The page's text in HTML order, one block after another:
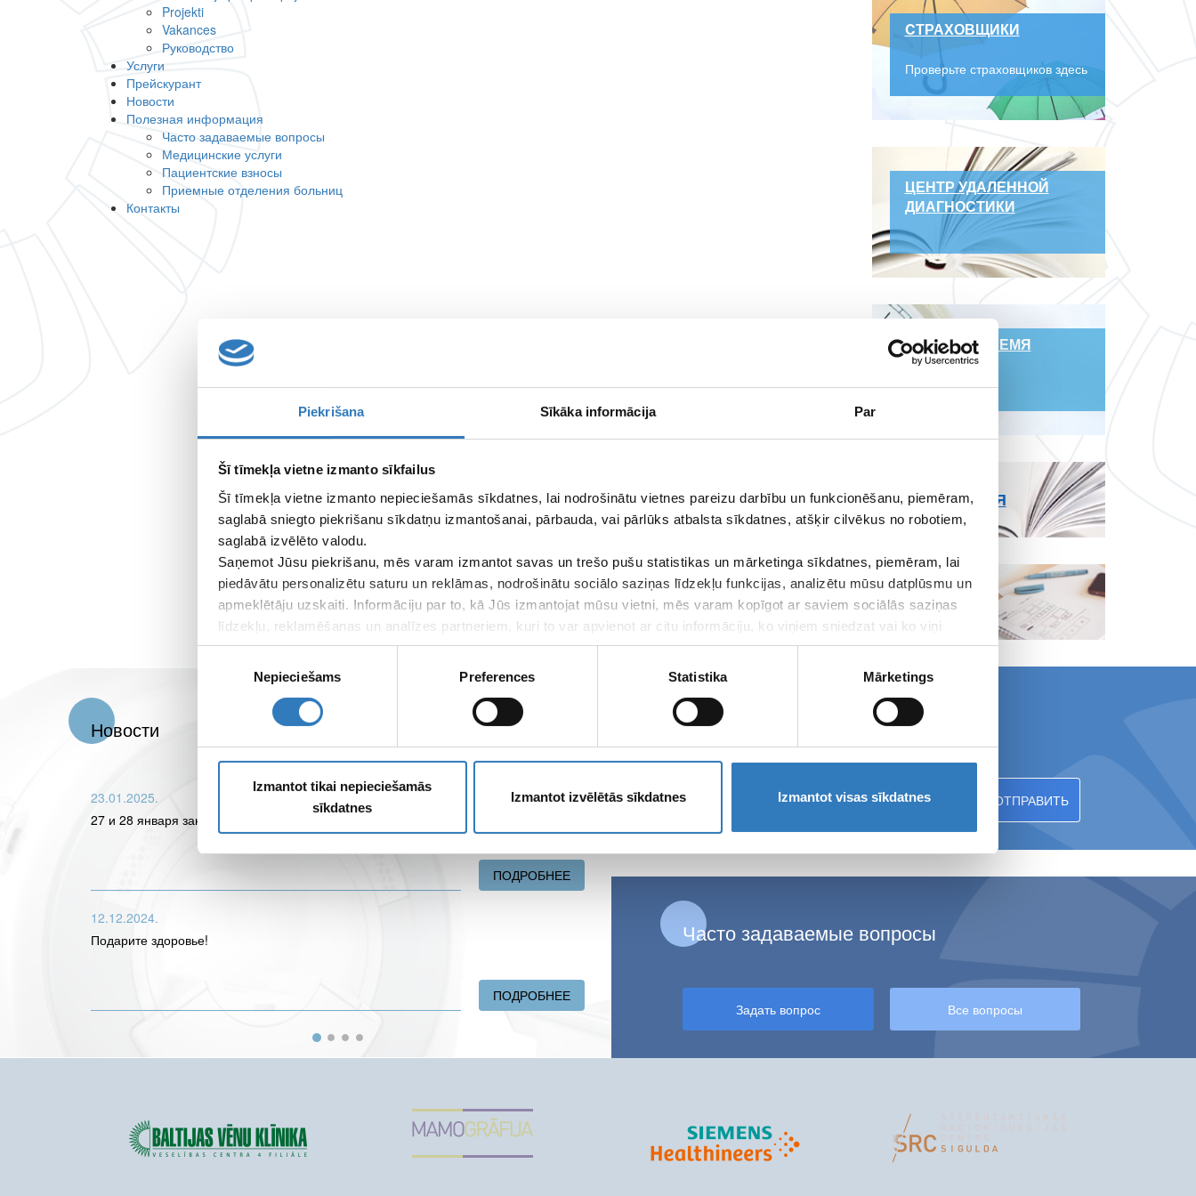
Piekrišana Sīkāka informācija Par
Šī tīmekļa vietne izmanto sīkfailus
Šī tīmekļa vietne izmanto nepieciešamās sīkdatnes, lai nodrošinātu vietnes pareizu darbību un funkcionēšanu, piemēram,
saglabā sniegto piekrišanu sīkdatņu izmantošanai, pārbauda, vai pārlūks atbalsta sīkdatnes, atšķir cilvēkus no robotiem,
saglabā izvēlēto valodu.
Saņemot Jūsu piekrišanu, mēs varam izmantot savas un trešo pušu statistikas un mārketinga sīkdatnes, piemēram, lai
piedāvātu personalizētu saturu un reklāmas, nodrošinātu sociālo saziņas līdzekļu funkcijas, analizētu mūsu datplūsmu un
apmeklētāju uzskaiti. Informāciju par to, kā Jūs izmantojat mūsu vietni, mēs varam kopīgot ar saviem sociālās saziņas
līdzekļu, reklamēšanas un analīzes partneriem, kuri to var apvienot ar citu informāciju, ko viņiem sniedzat vai ko viņi
apkopo, kad lietojat viņu pakalpojumus.
Nepieciešams Preferences Statistika Mārketings
Izmantot tikai nepieciešamās
sīkdatnes
Izmantot izvēlētās sīkdatnes Izmantot visas sīkdatnes
Projekti
Vakances
Руководство
Услуги
Прейскурант
Новости
Полезная информация
Часто задаваемые вопросы
Медицинские услуги
Пациентские взносы
Приемные отделения больниц
Контакты
CТРАХОВЩИКИ
Проверьте страховщиков здесь
ЦЕНТР УДАЛЕННОЙ
ДИАГНОСТИКИ
РАБОЧЕЕ ВРЕМЯ
ФИЛИАЛОВ
ПОЛЬЗОВАНИЯ
СТРАНИЦЕЙ
РЕКВИЗИТИ И
МЕДИА
МАТЕРИАЛЫ
Новости
23.01.2025.
27 и 28 января закрыт филиал в Юрмале «Центр магнитного резонанса»
ПОДРОБНЕЕ О 27 И 28 ЯНВАРЯ ЗАКРЫТ ФИЛИАЛ В ЮРМАЛЕ «ЦЕНТР МАГНИТНОГО РЕЗОНАНСА»
12.12.2024.
Подарите здоровье!
ПОДРОБНЕЕ
Подпишитесь на новости!
почта
Часто задаваемые вопросы
Задать вопрос Все вопросы